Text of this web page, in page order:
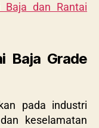
Baja dan Rantai
Baja Grade
pada industri
keselamatan